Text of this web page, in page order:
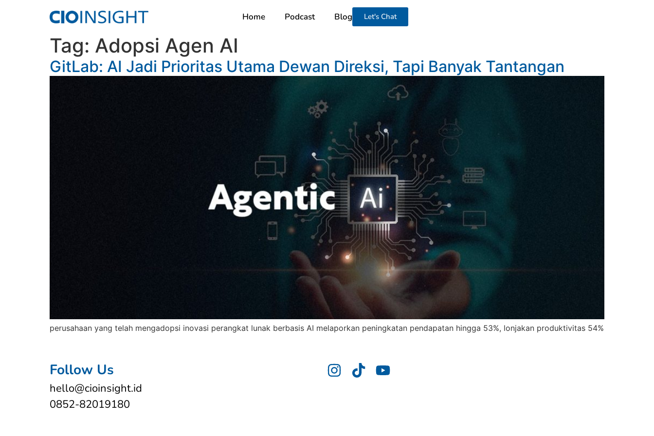
Home Podcast Blog Let's Chat
Tag: Adopsi Agen AI
GitLab: AI Jadi Prioritas Utama Dewan Direksi, Tapi Banyak Tantangan
perusahaan yang telah mengadopsi inovasi perangkat lunak berbasis AI melaporkan peningkatan pendapatan hingga 53%, lonjakan produktivitas 54%
Follow Us
hello@cioinsight.id
0852-82019180